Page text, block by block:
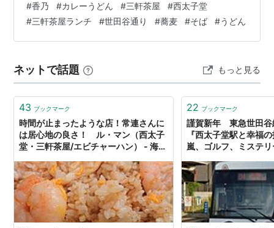
うの』さん最寄り駅は西太子堂駅で徒歩5分三軒茶屋の駅
からは徒歩１０分と少々歩きますが、目の前が路上パー
キングなので車で行くにはとても便利です🚗 お隣は「香
さんが営むのが「香乃」さんカレーうどんが評判です
が、本格十割蕎麦、そしてお…
#香乃 #カレーうどん #三軒茶屋 #西太子堂
#三軒茶屋ランチ #世田谷通り #蕎麦 #そば #うどん
ネットで話題 もっと見る
43 ブックマーク
時間が止まったような店！常連さんに
は居心地の良さ！ ル・マン（西太子
堂・三軒茶屋/エビチャーハン） - 海老
飯ブログ
22 ブックマーク
謹賀新年 東急世田谷
『西太子堂駅と幸福
嵐、ゴルフ、ミステ